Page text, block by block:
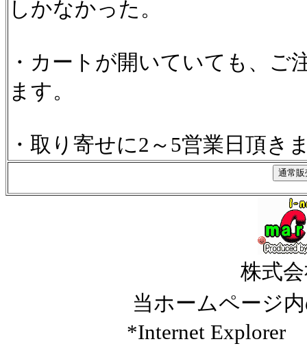
しかなかった。
・カートが開いていても、ご
ます。
・取り寄せに2～5営業日頂き
株式
当ホームページ
*Internet Explorer